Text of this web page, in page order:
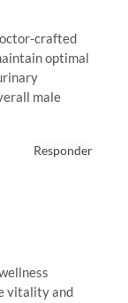
crafted
optimal
male
Responder
vitality and